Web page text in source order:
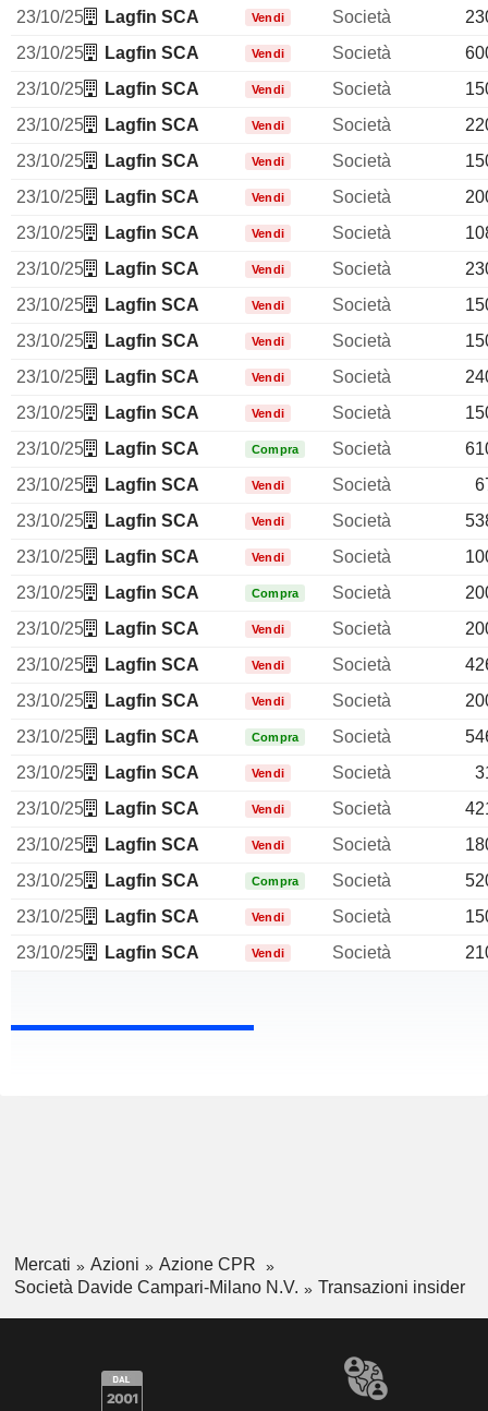
23/10/25
Lagfin SCA Vendi Società
23/10/25
Lagfin SCA Vendi Società
23/10/25
Lagfin SCA Vendi Società
23/10/25
Lagfin SCA Vendi Società
23/10/25
Lagfin SCA Vendi Società
23/10/25
Lagfin SCA Vendi Società
23/10/25
Lagfin SCA Vendi Società
23/10/25
Lagfin SCA Vendi Società
23/10/25
Lagfin SCA Vendi Società
23/10/25
Lagfin SCA Vendi Società
23/10/25
Lagfin SCA Vendi Società
23/10/25
Lagfin SCA Vendi Società
23/10/25
Lagfin SCA Compra Società
23/10/25
Lagfin SCA Vendi Società
23/10/25
Lagfin SCA Vendi Società
23/10/25
Lagfin SCA Vendi Società
23/10/25
Lagfin SCA Compra Società
23/10/25
Lagfin SCA Vendi Società
23/10/25
Lagfin SCA Vendi Società
23/10/25
Lagfin SCA Vendi Società
23/10/25
Lagfin SCA Compra Società
23/10/25
Lagfin SCA Vendi Società
23/10/25
Lagfin SCA Vendi Società
23/10/25
Lagfin SCA Vendi Società
23/10/25
Lagfin SCA Compra Società
23/10/25
Lagfin SCA Vendi Società
23/10/25
Lagfin SCA Vendi Società
Mercati Azioni
Azione CPR
Società Davide Campari-Milano N.V.
Transazioni insider